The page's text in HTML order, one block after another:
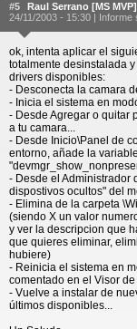
#5
Raul Serrano [MS MVP]
24/11/2003 - 15:30 | Informe
ok, intenta aplicar el
totalmente desinstalada
drivers disponibles:
- Desconecta la camara
- Inicia el sistema en
- Desde Agregar o quitar
a tu camara...
- Desde Inicio\Panel de
entorno, añade la
- Desde el Administrador
dispostivos ocultos" del
- Elimina de la carpeta
(siendo X un valor
y ver la descripcion que
que quieres eliminar,
hubiere)
- Reinicia el sistema en
comentado en el Visor
- Vuelve a instalar de
últimos disponibles...